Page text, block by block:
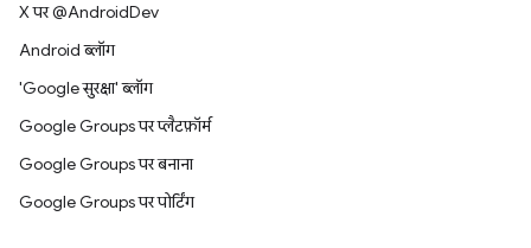
X पर @AndroidDev
Android ब्लॉग
'Google सुरक्षा' ब्लॉग
Google Groups पर प्लैटफ़ॉर्म
Google Groups पर बनाना
Google Groups पर पोर्टिंग